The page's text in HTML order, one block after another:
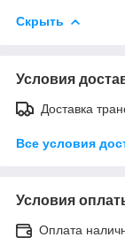
Скрыть
Условия
Доставка
Все условия
Условия
Оплата